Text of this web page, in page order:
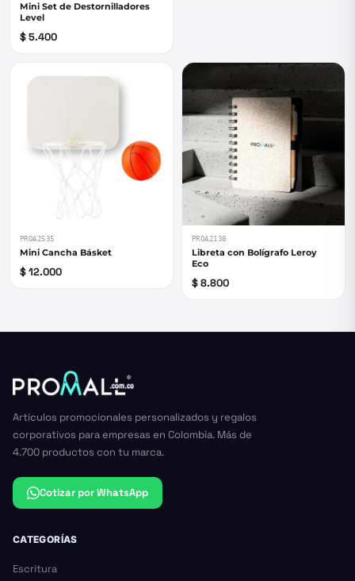
Mini Set de Destornilladores
Level
$ 5.400
PROA2535
Mini Cancha Básket
$ 12.000
PROA2138
Libreta con Bolígrafo Leroy
Eco
$ 8.800
Artículos promocionales personalizados y regalos
corporativos para empresas en Colombia. Más de
4.700 productos con tu marca.
Cotizar por WhatsApp
CATEGORÍAS
Escritura